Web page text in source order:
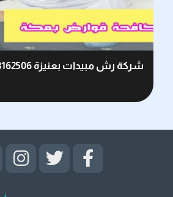
شركة رش مبيدات بعنيزة 0503162506